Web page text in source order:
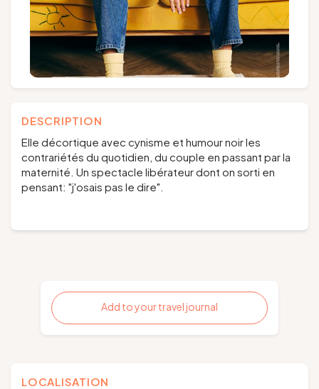
DESCRIPTION
Elle décortique avec cynisme et humour noir les
contrariétés du quotidien, du couple en passant par la
maternité. Un spectacle libérateur dont on sorti en
pensant: "j'osais pas le dire".
Add to your travel journal
LOCALISATION